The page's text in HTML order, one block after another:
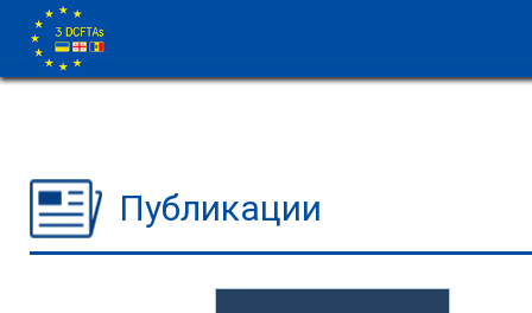
Публикации